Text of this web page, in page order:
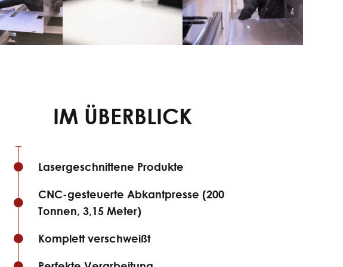
IM ÜBERBLICK
Lasergeschnittene Produkte
CNC-gesteuerte Abkantpresse (200
Tonnen, 3,15 Meter)
Komplett verschweißt